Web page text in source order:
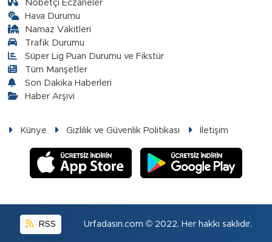
Nöbetçi Eczaneler
Hava Durumu
Namaz Vakitleri
Trafik Durumu
Süper Lig Puan Durumu ve Fikstür
Tüm Manşetler
Son Dakika Haberleri
Haber Arşivi
Künye Gizlilik ve Güvenlik Politikası İletişim
RSS Urfadasın.com © 2022. Her hakkı saklıdır.